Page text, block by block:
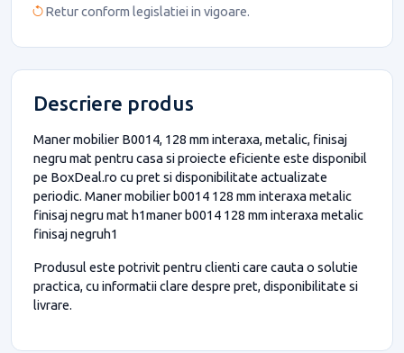
Retur conform legislatiei in vigoare.
Descriere produs
Maner mobilier B0014, 128 mm interaxa, metalic, finisaj
negru mat pentru casa si proiecte eficiente este disponibil
pe BoxDeal.ro cu pret si disponibilitate actualizate
periodic. Maner mobilier b0014 128 mm interaxa metalic
finisaj negru mat h1maner b0014 128 mm interaxa metalic
finisaj negruh1
Produsul este potrivit pentru clienti care cauta o solutie
practica, cu informatii clare despre pret, disponibilitate si
livrare.